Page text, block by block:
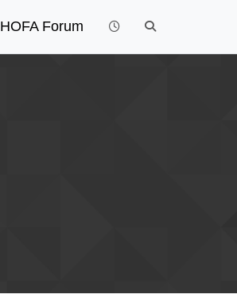
HOFA Forum